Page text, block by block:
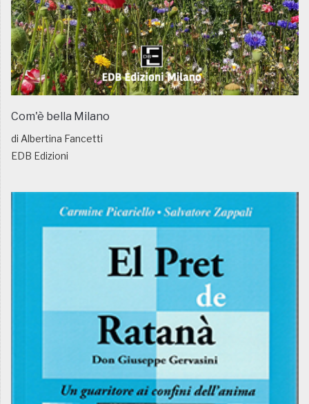
Com'è bella Milano
di Albertina Fancetti
EDB Edizioni